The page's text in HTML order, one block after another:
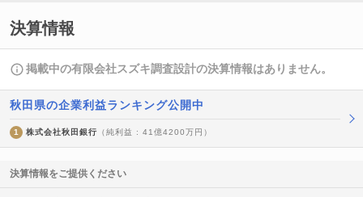
決算情報
掲載中の有限会社スズキ調査設計の決算情報はありません。
秋田県の企業利益ランキング公開中
1 株式会社秋田銀行 （純利益 : 41億4200万円）
決算情報をご提供ください